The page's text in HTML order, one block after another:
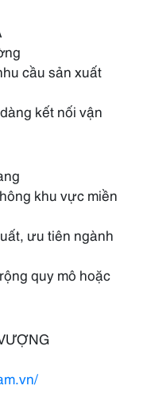
cầu sản xuất
kết nối vận
khu vực miền
ưu tiên ngành
quy mô hoặc